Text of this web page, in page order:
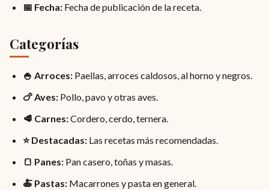
📅 Fecha: Fecha de publicación de la receta.
Categorías
🍚 Arroces: Paellas, arroces caldosos, al horno y negros.
🍗 Aves: Pollo, pavo y otras aves.
🥩 Carnes:Cordero, cerdo, ternera.
⭐ Destacadas: Las recetas más recomendadas.
🍞 Panes: Pan casero, toñas y masas.
🍝 Pastas: Macarrones y pasta en general.